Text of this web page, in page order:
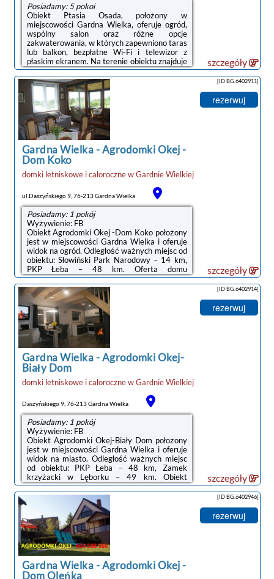
Posiadamy: 5 pokoi
Obiekt Ptasia Osada, położony w
miejscowości Gardna Wielka, oferuje ogród,
wspólny salon oraz różne opcje
zakwaterowania, w których zapewniono taras
lub balkon, bezpłatne Wi-Fi i telewizor z
płaskim ekranem. Na terenie obiektu znajduje
się prywatny parking.Wszystkie opcje
zakwaterowania mają patio, skąd roztacza się
widok na jezioro. W każdej opcji znajduje się
też kuchnia z lodówką i płytą kuchenną oraz
prywatna łazienka. Wyposażenie obejmuje
także toster i ekspres do kawy.Na miejscu
dostępny jest plac zabaw, a w okolicy panują
doskonałe warunki do uprawiania jazdy ...
szczegóły
Gardna Wielka-Agrodomki Okej -
Dom Koko
domki letniskowe i całorocznewGardnie Wielkiej
ul.Daszyńskiego 9, 76-213 Gardna Wielka
Posiadamy: 1 pokój
Wyżywienie: FB
Obiekt Agrodomki Okej -Dom Koko położony
jest w miejscowości Gardna Wielka i oferuje
widok na ogród. Odległość ważnych miejsc od
obiektu: Słowiński Park Narodowy – 14 km,
PKP Łeba – 48 km. Oferta domu
wakacyjnego obejmuje ogród i restaurację.W
domu wakacyjnym zapewniono taras,
sypialnię (1), salon z telewizorem z płaskim
ekranem, kuchnię ze standardowym
wyposażeniem, takim jak lodówka, a także
łazienkę (1) z prysznicem. Goście mogą
podziwiać widok na jezioro.Na miejscu
dostępny jest plac zabaw i sprzęt do
grillowania, a w okolicy panują doskonałe
warunki do uprawiania ...
[ID BG.6402911]
rezerwuj
szczegóły
Gardna Wielka-Agrodomki Okej-
Biały Dom
domki letniskowe i całorocznewGardnie Wielkiej
Daszyńskiego 9, 76-213 Gardna Wielka
Posiadamy: 1 pokój
Wyżywienie: FB
Obiekt Agrodomki Okej-Biały Dom położony
jest w miejscowości Gardna Wielka i oferuje
widok na miasto. Odległość ważnych miejsc
od obiektu: PKP Łeba – 48 km, Zamek
krzyżacki w Lęborku – 49 km. Obiekt
zapewnia ogród oraz bezpłatny prywatny
parking. W okolicy w odległości 14 km
znajduje się Słowiński Park Narodowy.W
domu wakacyjnym do dyspozycji gości
przygotowano taras, kilka sypialni (2), salon
oraz kuchnię z doskonałym wyposażeniem, w
tym lodówką. Goście mają do dyspozycji
telewizor z płaskim ekranem.Na miejscu
dostępny jest plac zabaw, a w okolicy panują
doskonałe ...
[ID BG.6402914]
rezerwuj
szczegóły
Gardna Wielka-Agrodomki Okej -
Dom Oleńka
[ID BG.6402946]
rezerwuj